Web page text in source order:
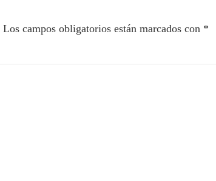
Los campos obligatorios están marcados con *